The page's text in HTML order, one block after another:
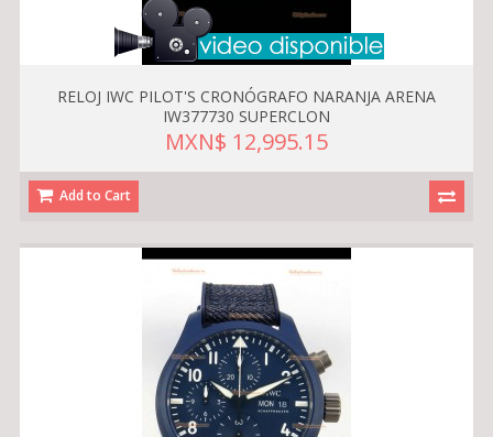
RELOJ IWC PILOT'S CRONÓGRAFO NARANJA ARENA
IW377730 SUPERCLON
MXN$ 12,995.15
Add to Cart